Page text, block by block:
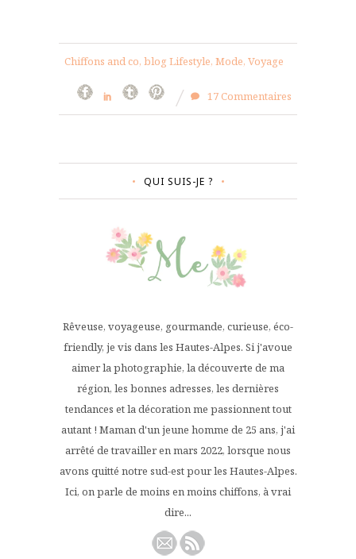
Chiffons and co, blog Lifestyle, Mode, Voyage
17 Commentaires
QUI SUIS-JE ?
Rêveuse, voyageuse, gourmande, curieuse, éco-
friendly, je vis dans les Hautes-Alpes. Si j'avoue
aimer la photographie, la découverte de ma
région, les bonnes adresses, les dernières
tendances et la décoration me passionnent tout
autant ! Maman d'un jeune homme de 25 ans, j'ai
arrêté de travailler en mars 2022, lorsque nous
avons quitté notre sud-est pour les Hautes-Alpes.
Ici, on parle de moins en moins chiffons, à vrai
dire...